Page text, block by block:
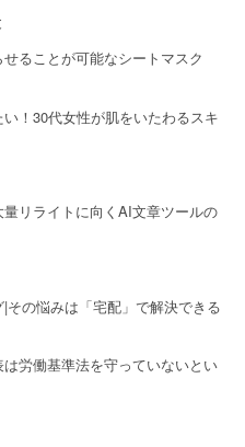
ることが可能なシートマスク
！30代女性が肌をいたわるスキ
リライトに向くAI文章ツールの
の悩みは「宅配」で解決できる
労働基準法を守っていないとい